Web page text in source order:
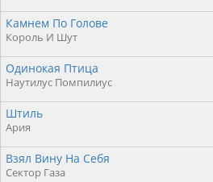
Камнем По Голове
Король И Шут
Одинокая Птица
Наутилус Помпилиус
Штиль
Ария
Взял Вину На Себя
Сектор Газа